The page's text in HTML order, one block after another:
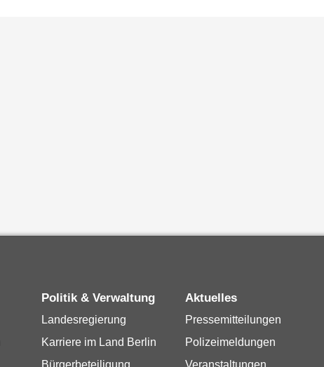
Politik & Verwaltung
Landesregierung
Karriere im Land Berlin
Bürgerbeteiligung
Aktuelles
Pressemitteilungen
Polizeimeldungen
Veranstaltungen